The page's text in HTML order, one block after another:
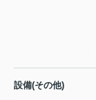
設備(その他)